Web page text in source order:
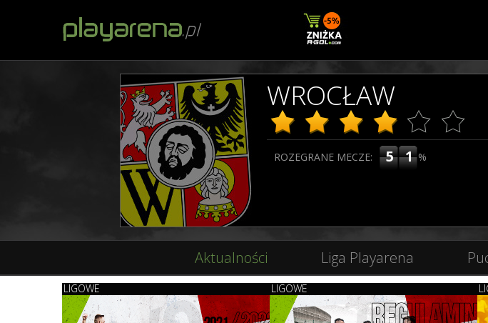
WROCŁAW
ROZEGRANE MECZE: 51
%
Aktualności Liga Playarena
LIGOWE LIGOWE